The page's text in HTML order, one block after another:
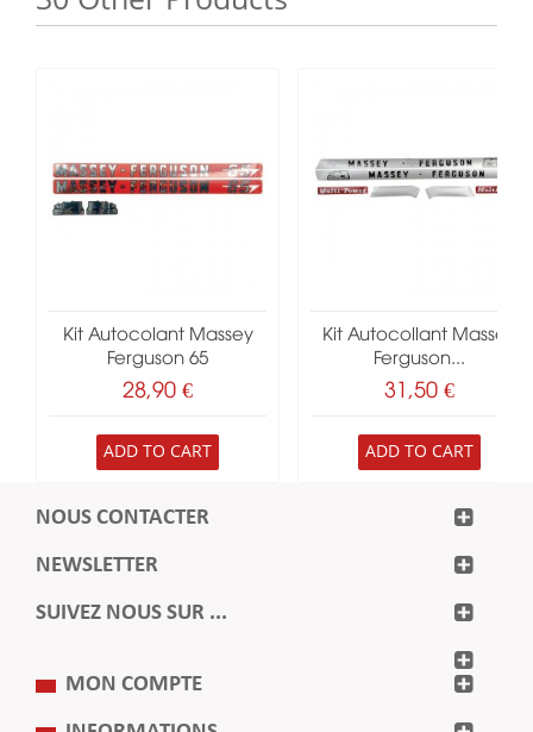
Kit Autocolant Massey
Ferguson 65
28,90 €
ADD TO CART
Kit Autocollant Massey
Ferguson...
31,50 €
ADD TO CART
NOUS CONTACTER
NEWSLETTER
SUIVEZ NOUS SUR ...
MON COMPTE